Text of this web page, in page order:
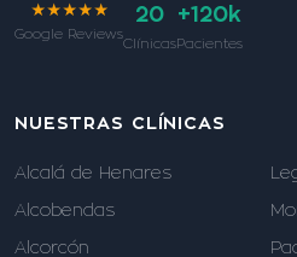
★★★★★
Google Reviews
20
Clínicas
+120k
Pacientes
NUESTRAS CLÍNICAS
Alcalá de Henares
Alcobendas
Alcorcón